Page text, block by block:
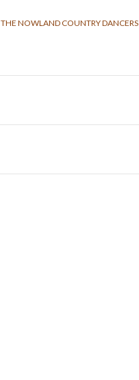
THE NOWLAND COUNTRY DANCERS